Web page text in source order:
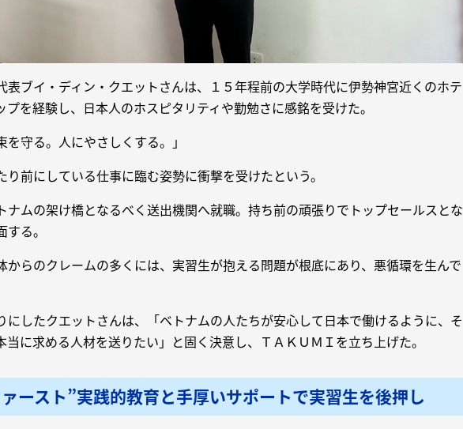
表ブイ・ディン・クエットさんは、１５年程前の大学時代に伊勢神宮近くのホテ
プを経験し、日本人のホスピタリティや勤勉さに感銘を受けた。
を守る。人にやさしくする。」
り前にしている仕事に臨む姿勢に衝撃を受けたという。
ナムの架け橋となるべく送出機関へ就職。持ち前の頑張りでトップセールスとな
る。
からのクレームの多くには、実習生が抱える問題が根底にあり、悪循環を生んで
にしたクエットさんは、「ベトナムの人たちが安心して日本で働けるように、そ
当に求める人材を送りたい」と固く決意し、ＴＡＫＵＭＩを立ち上げた。
ースト”実践的教育と手厚いサポートで実習生を後押し